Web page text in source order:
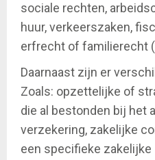
sociale rechten,
huur, verkeerszaken,
erfrecht of familierecht
Daarnaast zijn er
Zoals: opzettelijke of
die al bestonden bij het
verzekering, zakelijke
een specifieke zakelijke